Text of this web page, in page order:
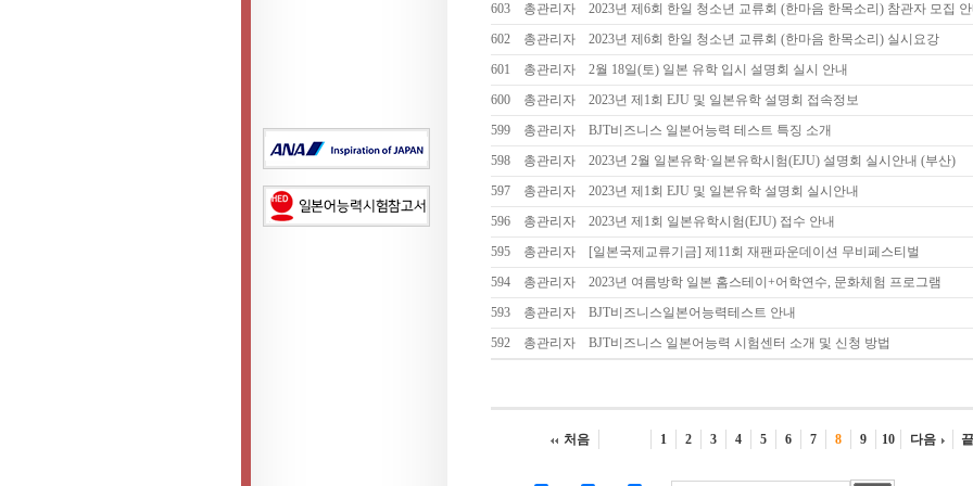
603 총관리자
2023년 제6회 한일 청소년 교류회 (한마음 한목소리) 참관자 모집
602
총관리자
2023년 제6회 한일 청소년 교류회 (한마음 한목소리) 실시요강
601
총관리자
2월 18일(토) 일본 유학 입시 설명회 실시 안내
600
총관리자
2023년 제1회 EJU 및 일본유학 설명회 접속정보
599
총관리자
BJT비즈니스 일본어능력 테스트 특징 소개
598
총관리자
2023년 2월 일본유학·일본유학시험(EJU) 설명회 실시안내 (부산)
597
총관리자
2023년 제1회 EJU 및 일본유학 설명회 실시안내
596
총관리자
2023년 제1회 일본유학시험(EJU) 접수 안내
595
총관리자
[일본국제교류기금] 제11회 재팬파운데이션 무비페스티벌
594
총관리자
2023년 여름방학 일본 홈스테이+어학연수, 문화체험 프로그램
593
총관리자
BJT비즈니스일본어능력테스트 안내
592
총관리자 BJT비즈니스 일본어능력 시험센터 소개 및 신청 방법
처음 1 2 3 4 5 6 7 8 9 10 다음 끝